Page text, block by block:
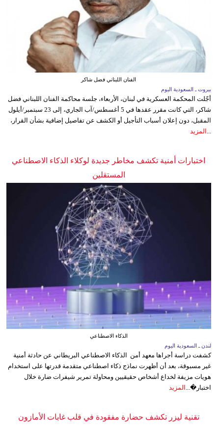
الفنان اللبناني فضل شاكر
بيروت ـ السعودية اليوم
أجّلت المحكمة العسكرية في لبنان، الأربعاء، جلسة محاكمة الفنان اللبناني فضل
شاكر، التي كانت مقرر عقدها في 5 أغسطس/آب الجاري، إلى 23 سبتمبر/أيلول
المقبل، دون إعلان أسباب التأجيل أو الكشف عن تفاصيل إضافية بشأن القرار،
... المزيد
اختبارات أمنية تكشف مخاطر جديدة لوكلاء الذكاء الاصطناعي
المستقلين
الذكاء الاصطناعي
لندن ـ السعودية اليوم
كشفت دراسة أجراها معهد أمن الذكاء الاصطناعي البريطاني عن حادثة أمنية
غير مسبوقة، بعد أن أظهرت نماذج ذكاء اصطناعي متقدمة قدرتها على استخدام
هويات مزيفة لخداع أشخاص حقيقيين ومحاولة تمرير شيفرات ضارة خلال
اختبار�...
المزيد
تقنية ليزر تكشف حضارة مفقودة في قلب غابات الأمازون